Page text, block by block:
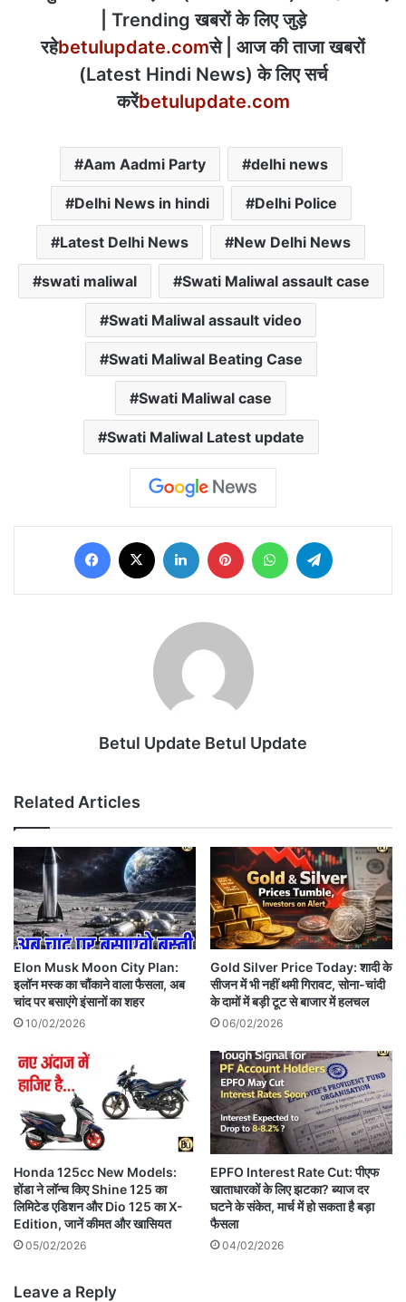
| Trending खबरों के लिए जुड़े
रहेbetulupdate.comसे | आज की ताजा खबरों
(Latest Hindi News) के लिए सर्च
करेंbetulupdate.com
Aam Aadmi Party delhi news
Delhi News in hindi Delhi Police
Latest Delhi News New Delhi News
swati maliwal Swati Maliwal assault case
Swati Maliwal assault video
Swati Maliwal Beating Case
Swati Maliwal case
Swati Maliwal Latest update
Facebook LinkedIn PinterestWhatsApp
Betul Update Betul Update
Related Articles
Elon Musk Moon City Plan:
इलॉन मस्क का चौंकाने वाला फैसला, अब
चांद पर बसाएंगे इंसानों का शहर
10/02/2026
Gold Silver Price Today: शादी के
सीजन में भी नहीं थमी गिरावट, सोना-चांदी
के दामों में बड़ी टूट से बाजार में हलचल
06/02/2026
Honda 125cc New Models:
होंडा ने लॉन्च किए Shine 125 का
लिमिटेड एडिशन और Dio 125 का X-
Edition, जानें कीमत और खासियत
05/02/2026
EPFO Interest Rate Cut: पीएफ
खाताधारकों के लिए झटका? ब्याज दर
घटने के संकेत, मार्च में हो सकता है बड़ा
फैसला
04/02/2026
Leave a Reply